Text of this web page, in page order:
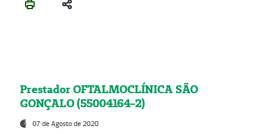
Prestador OFTALMOCLÍNICA SÃO
GONÇALO (55004164-2)
07 de Agosto de 2020